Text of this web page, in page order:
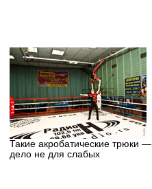
Такие акробатические трюки —
дело не для слабых